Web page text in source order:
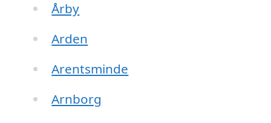
Årby
Arden
Arentsminde
Arnborg